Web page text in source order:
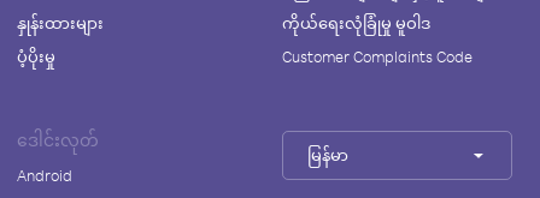
နှုန်းထားများ
ပံ့ပိုးမှု
ကိုယ်ရေးလုံခြုံမှု မူဝါဒ
Customer Complaints Code
ဒေါင်းလုတ်
Android
မြန်မာ